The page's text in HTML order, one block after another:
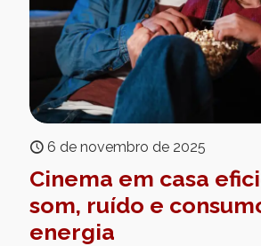
6 de novembro de 2025
Cinema em casa
som, ruído e
energia